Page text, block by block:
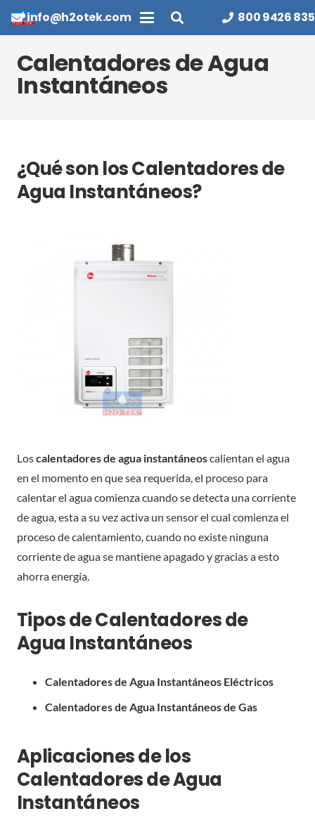
info@h2otek.com 800 9426 835
Calentadores de Agua
Instantáneos
¿Qué son los Calentadores de
Agua Instantáneos?
Loscalentadores de agua instantáneoscalientan el agua
en el momento en que sea requerida, el proceso para
calentar el agua comienza cuando se detecta una corriente
de agua, esta a su vez activa un sensor el cual comienza el
proceso de calentamiento, cuando no existe ninguna
corriente de agua se mantiene apagado y gracias a esto
ahorra energía.
Tipos de Calentadores de
Agua Instantáneos
Calentadores de Agua Instantáneos Eléctricos
Calentadores de Agua Instantáneos de Gas
Aplicaciones de los
Calentadores de Agua
Instantáneos